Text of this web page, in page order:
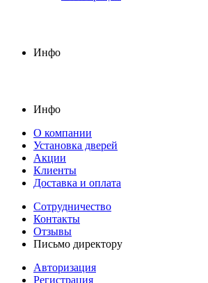
Инфо
Инфо
О компании
Установка дверей
Акции
Клиенты
Доставка и оплата
Сотрудничество
Контакты
Отзывы
Письмо директору
Авторизация
Регистрация